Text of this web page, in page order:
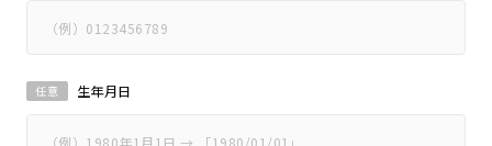
生年月日
任意